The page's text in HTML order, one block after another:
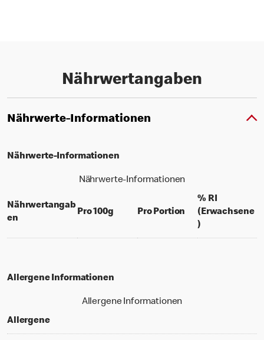
Nährwertangaben
Nährwerte-Informationen
Nährwerte-Informationen
Nährwerte-Informationen
Nährwertangab
en
Pro 100gper 100 grams
Pro Portion per portion
% RI
(Erwachsene
)% daily value
Allergene Informationen
Allergene Informationen
Allergene